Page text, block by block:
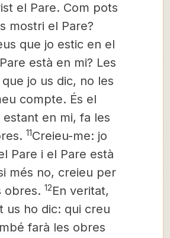
el Pare. Com pots
mostri el Pare?
que jo estic en el
està en mi? Les
jo us dic, no les
compte. És el
estant en mi, fa les
11Creieu-me: jo
Pare i el Pare està
més no, creieu per
obres. 12En veritat,
us ho dic: qui creu
farà les obres